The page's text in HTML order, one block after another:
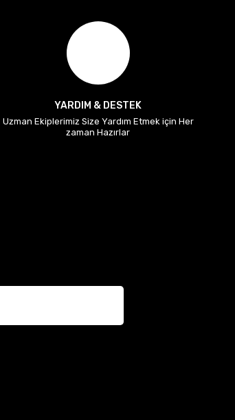
YARDIM & DESTEK
Uzman Ekiplerimiz Size Yardım Etmek için Her
zaman Hazırlar